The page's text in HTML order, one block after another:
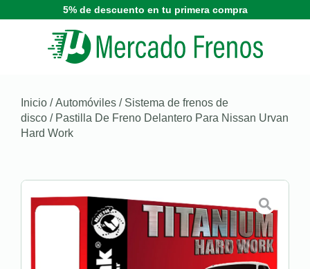
5% de descuento en tu primera compra
Inicio /Automóviles / Sistema de frenos de
disco / Pastilla De Freno Delantero Para Nissan Urvan
Hard Work